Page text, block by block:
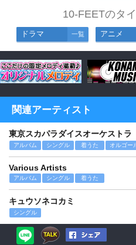
10-FEETのタ
ドラマ 一覧 アニメ
関連アーティスト
東京スカパラダイスオーケストラ
アルバム シングル 着うた オルゴー
Various Artists
アルバム シングル 着うた
キュウソネコカミ
シングル